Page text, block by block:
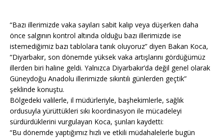
“Bazı illerimizde vaka sayıları sabit kalıp veya düşerken daha
önce salgının kontrol altında olduğu bazı illerimizde ise
istemediğimiz bazı tablolara tanık oluyoruz” diyen Bakan Koca,
“Diyarbakır, son dönemde yüksek vaka artışlarını gördüğümüz
illerden biri haline geldi. Yalnızca Diyarbakır’da değil genel olarak
Güneydoğu Anadolu illerimizde sıkıntılı günlerden geçtik”
şeklinde konuştu.
Bölgedeki valilerle, il müdürleriyle, başhekimlerle, sağlık
ordusuyla yürüttükleri sıkı koordinasyon ile mücadeleyi
sürdürdüklerini vurgulayan Koca, şunları kaydetti:
“Bu dönemde yaptığımız hızlı ve etkili müdahalelerle bugün